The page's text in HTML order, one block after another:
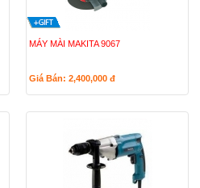
MÁY MÀI MAKITA 9067
Giá Bán: 2,400,000 đ